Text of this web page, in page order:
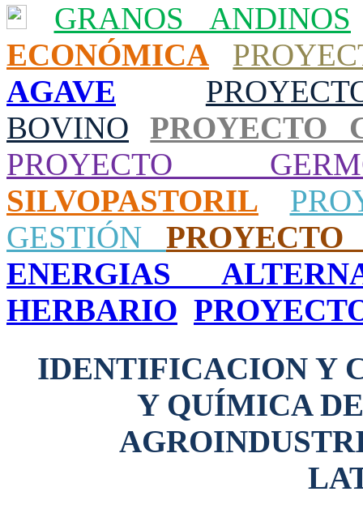
GRANOS ANDINOS
ECONÓMICA
AGAVE
BOVINO
PROYECTO
PROYECTO
SILVOPASTORIL
GESTIÓN
ENERGIAS
HERBARIO
IDENTIFICACION Y
Y QUÍMICA